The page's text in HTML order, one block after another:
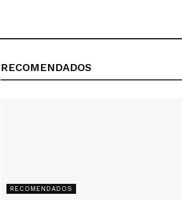
RECOMENDADOS
RECOMENDADOS